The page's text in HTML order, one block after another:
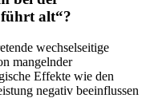
alt“?
wechselseitige
mangelnder
Effekte wie den
negativ beeinflussen